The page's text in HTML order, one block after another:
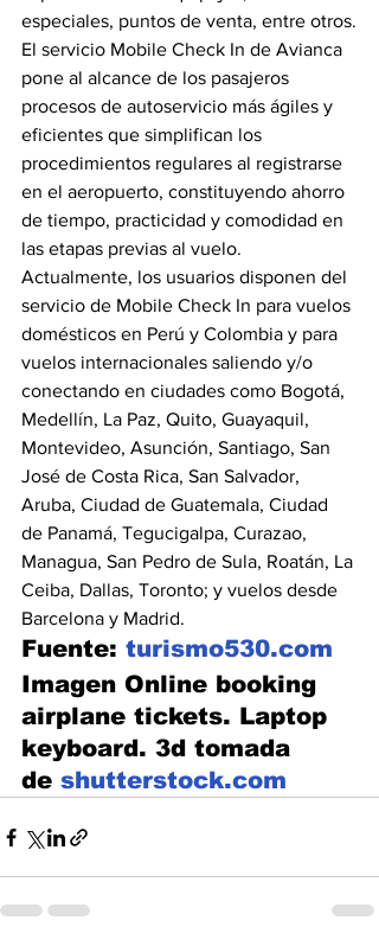
especiales, puntos de venta, entre otros.
El servicio Mobile Check In de Avianca
pone al alcance de los pasajeros
procesos de autoservicio más ágiles y
eficientes que simplifican los
procedimientos regulares al registrarse
en el aeropuerto, constituyendo ahorro
de tiempo, practicidad y comodidad en
las etapas previas al vuelo.
Actualmente, los usuarios disponen del
servicio de Mobile Check In para vuelos
domésticos en Perú y Colombia y para
vuelos internacionales saliendo y/o
conectando en ciudades como Bogotá,
Medellín, La Paz, Quito, Guayaquil,
Montevideo, Asunción, Santiago, San
José de Costa Rica, San Salvador,
Aruba, Ciudad de Guatemala, Ciudad
de Panamá, Tegucigalpa, Curazao,
Managua, San Pedro de Sula, Roatán, La
Ceiba, Dallas, Toronto; y vuelos desde
Barcelona y Madrid.
Fuente: turismo530.com
Imagen Online booking
airplane tickets. Laptop
keyboard. 3d tomada
de shutterstock.com